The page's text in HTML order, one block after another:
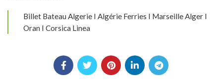
Billet Bateau Algerie I Algérie Ferries I Marseille Alger I
Oran I Corsica Linea